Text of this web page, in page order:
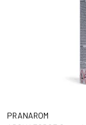
PRANAROM